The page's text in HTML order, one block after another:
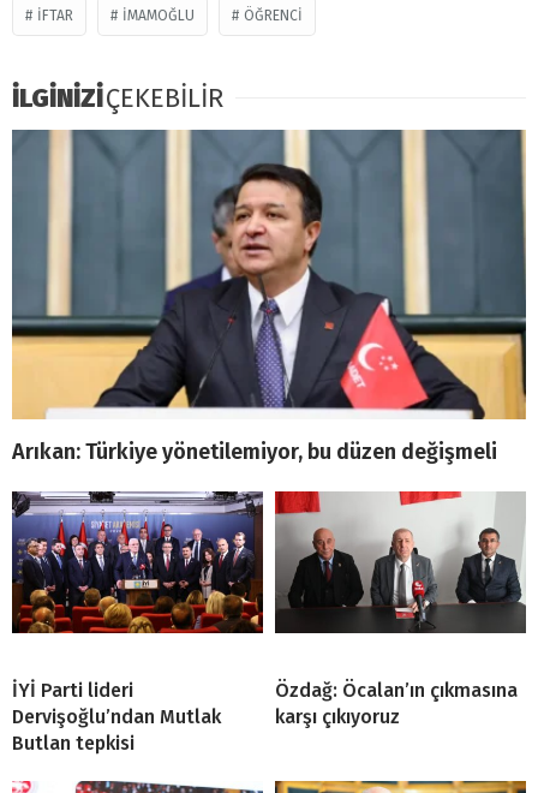
IFTAR İMAMOĞLU ÖĞRENCI
İLGİNİZİÇEKEBİLİR
Arıkan: Türkiye yönetilemiyor, bu düzen değişmeli
İYİ Parti lideri
Dervişoğlu’ndan Mutlak
Butlan tepkisi
Özdağ: Öcalan’ın çıkmasına
karşı çıkıyoruz